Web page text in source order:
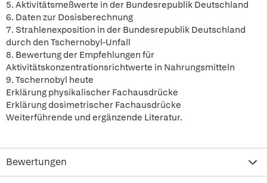
5. Aktivitätsmeßwerte in der Bundesrepublik Deutschland
6. Daten zur Dosisberechnung
7. Strahlenexposition in der Bundesrepublik Deutschland
durch den Tschernobyl-Unfall
8. Bewertung der Empfehlungen für
Aktivitätskonzentrationsrichtwerte in Nahrungsmitteln
9. Tschernobyl heute
Erklärung physikalischer Fachausdrücke
Erklärung dosimetrischer Fachausdrücke
Weiterführende und ergänzende Literatur.
Bewertungen